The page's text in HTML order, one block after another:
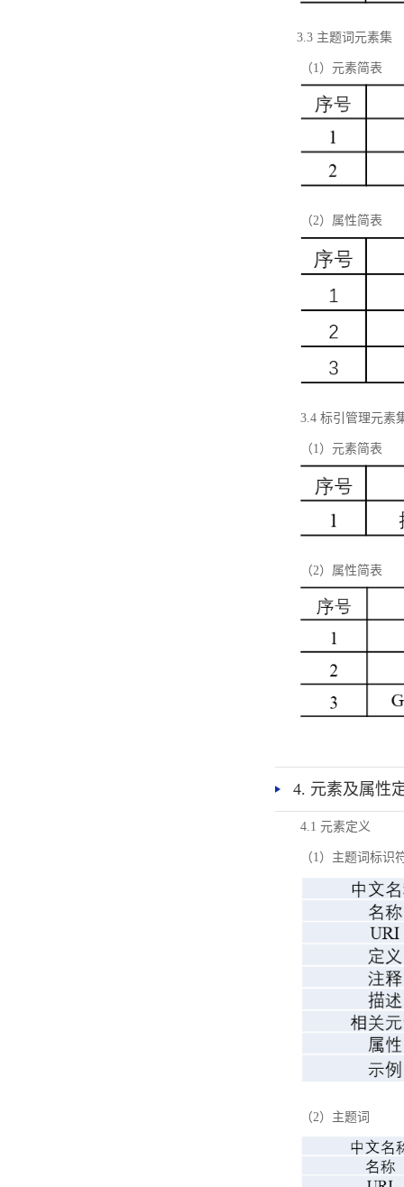
3.3 主题词元素集
（1）元素简表
（2）属性简表
3.4 标引管理元素
（1）元素简表
（2）属性简表
4. 元素及属性
4.1 元素定义
（1）主题词标识
（2）主题词